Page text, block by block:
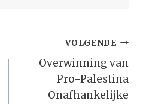
VOLGENDE
Overwinning van
Pro-Palestina
Onafhankelijke